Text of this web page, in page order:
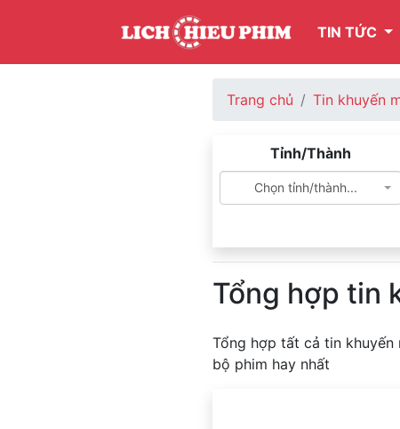
TIN TỨC
Trang chủ Tin khuyến
Tỉnh/Thành
Chọn tỉnh/thành...
Tổng hợp tin
Tổng hợp tất cả tin
bộ phim hay nhất